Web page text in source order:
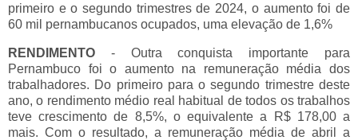
primeiro e o segundo trimestres de 2024, o aumento foi de
60 mil pernambucanos ocupados, uma elevação de 1,6%
RENDIMENTO - Outra conquista importante para
Pernambuco foi o aumento na remuneração média dos
trabalhadores. Do primeiro para o segundo trimestre deste
ano, o rendimento médio real habitual de todos os trabalhos
teve crescimento de 8,5%, o equivalente a R$ 178,00 a
mais. Com o resultado, a remuneração média de abril a